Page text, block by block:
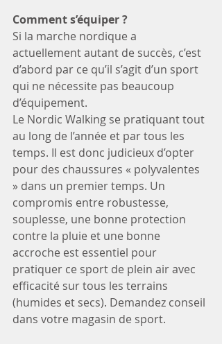
Comment s’équiper ?
Si la marche nordique a
actuellement autant de succès, c’est
d’abord par ce qu’il s’agit d’un sport
qui ne nécessite pas beaucoup
d’équipement.
Le Nordic Walking se pratiquant tout
au long de l’année et par tous les
temps. Il est donc judicieux d’opter
pour des chaussures « polyvalentes
» dans un premier temps. Un
compromis entre robustesse,
souplesse, une bonne protection
contre la pluie et une bonne
accroche est essentiel pour
pratiquer ce sport de plein air avec
efficacité sur tous les terrains
(humides et secs). Demandez conseil
dans votre magasin de sport.